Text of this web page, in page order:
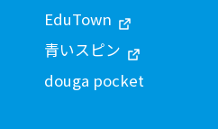
EduTown
青いスピン
douga pocket